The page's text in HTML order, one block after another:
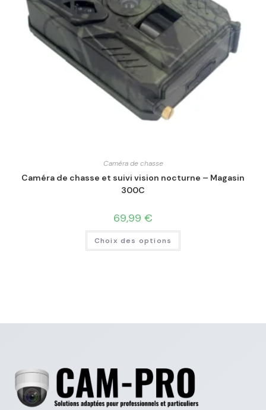
Caméra de chasse
Caméra de chasse et suivi vision nocturne – Magasin
300C
69,99 €
Choix des options